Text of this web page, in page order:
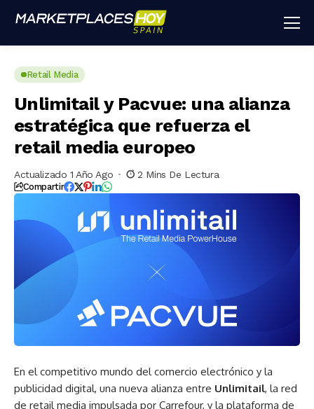
Retail Media
Unlimitail y Pacvue: una alianza
estratégica que refuerza el
retail media europeo
Actualizado 1 Año Ago 2 Mins De Lectura
Compartir
En el competitivo mundo del comercio electrónico y la
publicidad digital, una nueva alianza entre Unlimitail, la red
de retail media impulsada por Carrefour, y la plataforma de